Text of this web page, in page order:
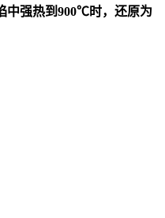
中强热到900℃时，还原为